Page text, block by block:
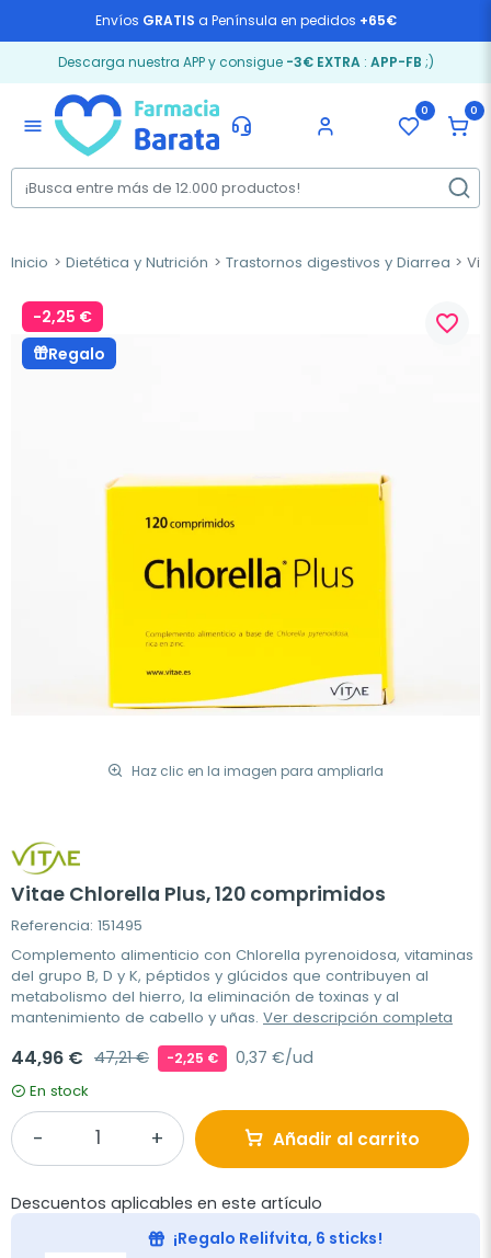
Envíos GRATIS a Península en pedidos +65€
Descarga nuestra APP y consigue -3€ EXTRA: APP-FB ;)
menu
0 0
Inicio Dietética y Nutrición Trastornos digestivos y Diarrea
-2,25 €
Regalo
Haz clic en la imagen para ampliarla
favorite_border
Vitae Chlorella Plus, 120 comprimidos
Referencia: 151495
Complemento alimenticio con Chlorella pyrenoidosa, vitaminas
del grupo B, D y K, péptidos y glúcidos que contribuyen al
metabolismo del hierro, la eliminación de toxinas y al
mantenimiento de cabello y uñas. Ver descripción completa
44,96 € 47,21 € -2,25 € 0,37 €/ud
En stock
Añadir al carrito
Descuentos aplicables en este artículo
¡Regalo Relifvita, 6 sticks!